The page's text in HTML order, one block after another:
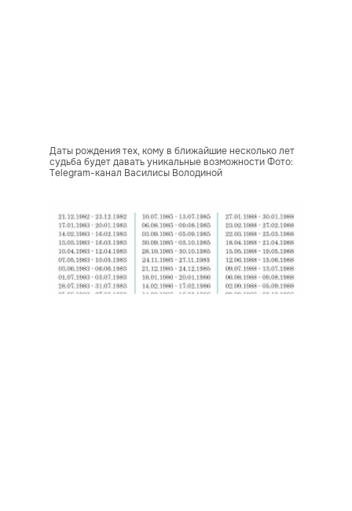
Даты рождения тех, кому в ближайшие несколько лет
судьба будет давать уникальные возможности Фото:
Telegram-канал Василисы Володиной